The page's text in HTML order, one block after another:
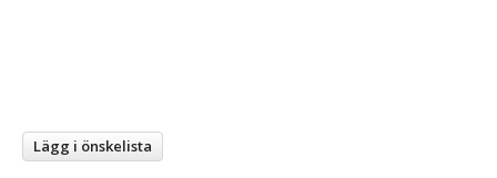
Lägg i önskelista